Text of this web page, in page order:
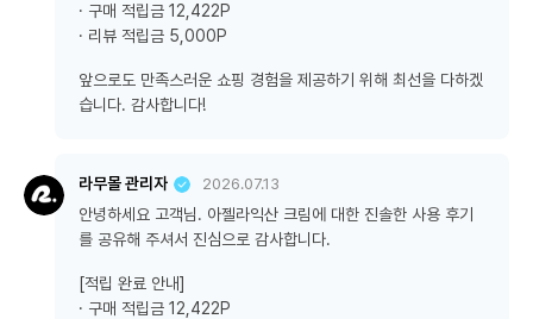
· 구매 적립금 12,422P
· 리뷰 적립금 5,000P
앞으로도 만족스러운 쇼핑 경험을 제공하기 위해 최선을 다하겠
습니다. 감사합니다!
라무몰 관리자 2026.07.13
안녕하세요 고객님. 아젤라익산 크림에 대한 진솔한 사용 후기
를 공유해 주셔서 진심으로 감사합니다.
[적립 완료 안내]
· 구매 적립금 12,422P